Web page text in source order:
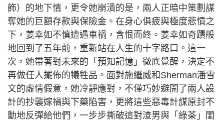
飾）的地下情，更令她崩潰的是，兩人正暗中策劃謀
奪她的巨額存款與保險金。在身心俱疲與極度悲憤之
下，姜幸如不慎遭遇車禍，含恨而終。姜幸如奇蹟般
地回到了五年前，重新站在人生的十字路口。這一
次，她帶著對未來的「預知記憶」徹底覺醒，決定不
再做任人擺佈的犧牲品。面對施繼威和Sherman潘雪
文的虛情假意，她冷靜應對，不僅巧妙避開了兩人設
計的抄襲嫁禍與下藥陷害，更將這些惡毒計謀原封不
動地反彈給他們，一步步撕破這對渣男與「綠茶」閨